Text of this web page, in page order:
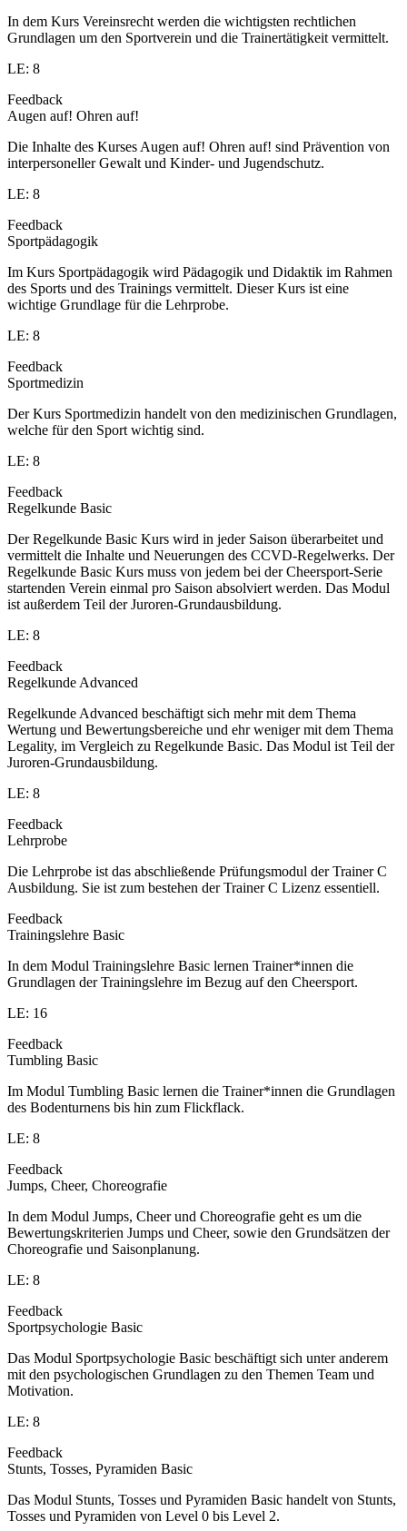
In dem Kurs Vereinsrecht werden die wichtigsten rechtlichen
Grundlagen um den Sportverein und die Trainertätigkeit vermittelt.
LE: 8
Feedback
Augen auf! Ohren auf!
Die Inhalte des Kurses Augen auf! Ohren auf! sind Prävention von
interpersoneller Gewalt und Kinder- und Jugendschutz.
LE: 8
Feedback
Sportpädagogik
Im Kurs Sportpädagogik wird Pädagogik und Didaktik im Rahmen
des Sports und des Trainings vermittelt. Dieser Kurs ist eine
wichtige Grundlage für die Lehrprobe.
LE: 8
Feedback
Sportmedizin
Der Kurs Sportmedizin handelt von den medizinischen Grundlagen,
welche für den Sport wichtig sind.
LE: 8
Feedback
Regelkunde Basic
Der Regelkunde Basic Kurs wird in jeder Saison überarbeitet und
vermittelt die Inhalte und Neuerungen des CCVD-Regelwerks. Der
Regelkunde Basic Kurs muss von jedem bei der Cheersport-Serie
startenden Verein einmal pro Saison absolviert werden. Das Modul
ist außerdem Teil der Juroren-Grundausbildung.
LE: 8
Feedback
Regelkunde Advanced
Regelkunde Advanced beschäftigt sich mehr mit dem Thema
Wertung und Bewertungsbereiche und ehr weniger mit dem Thema
Legality, im Vergleich zu Regelkunde Basic. Das Modul ist Teil der
Juroren-Grundausbildung.
LE: 8
Feedback
Lehrprobe
Die Lehrprobe ist das abschließende Prüfungsmodul der Trainer C
Ausbildung. Sie ist zum bestehen der Trainer C Lizenz essentiell.
Feedback
Trainingslehre Basic
In dem Modul Trainingslehre Basic lernen Trainer*innen die
Grundlagen der Trainingslehre im Bezug auf den Cheersport.
LE: 16
Feedback
Tumbling Basic
Im Modul Tumbling Basic lernen die Trainer*innen die Grundlagen
des Bodenturnens bis hin zum Flickflack.
LE: 8
Feedback
Jumps, Cheer, Choreografie
In dem Modul Jumps, Cheer und Choreografie geht es um die
Bewertungskriterien Jumps und Cheer, sowie den Grundsätzen der
Choreografie und Saisonplanung.
LE: 8
Feedback
Sportpsychologie Basic
Das Modul Sportpsychologie Basic beschäftigt sich unter anderem
mit den psychologischen Grundlagen zu den Themen Team und
Motivation.
LE: 8
Feedback
Stunts, Tosses, Pyramiden Basic
Das Modul Stunts, Tosses und Pyramiden Basic handelt von Stunts,
Tosses und Pyramiden von Level 0 bis Level 2.